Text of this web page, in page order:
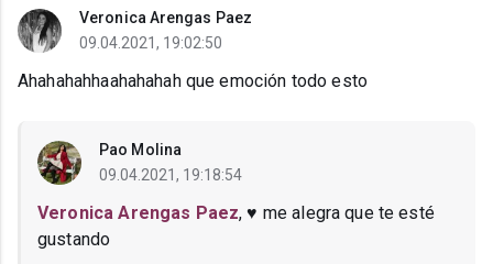
Veronica Arengas Paez
09.04.2021, 19:02:50
Ahahahahhaahahahah que emoción todo esto
Pao Molina
09.04.2021, 19:18:54
Veronica Arengas Paez, ♥ me alegra que te esté
gustando